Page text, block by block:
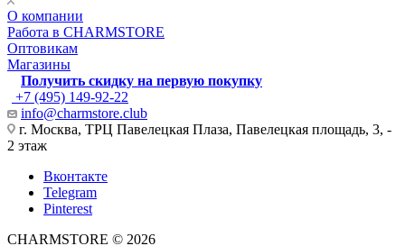
О компании
Работа в CHARMSTORE
Оптовикам
Магазины
Получить скидку на первую покупку
+7 (495) 149-92-22
info@charmstore.club
г. Москва, ТРЦ Павелецкая Плаза, Павелецкая площадь, 3, -
2 этаж
Вконтакте
Telegram
Pinterest
CHARMSTORE © 2026